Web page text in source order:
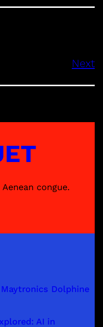
Next
congue.
Dolphine
AI in